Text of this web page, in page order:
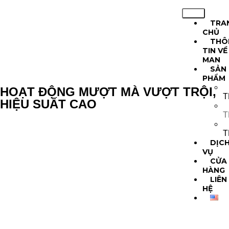
CHỦ
TIN VỀ
MAN
SẢN
PHẨM
VỤ
CỬA
HÀNG
LIÊN
HỆ
HOẠT ĐỘNG MƯỢT MÀ VƯỢT TRỘI,
HIỆU SUẤT CAO